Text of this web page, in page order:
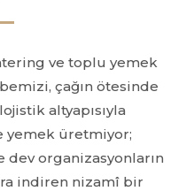
ve toplu yemek
çağın ötesinde
altyapısıyla
yemek üretmiyor;
organizasyonların
indiren nizamî bir